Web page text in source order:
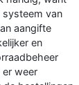
van
aangifte
en
er weer